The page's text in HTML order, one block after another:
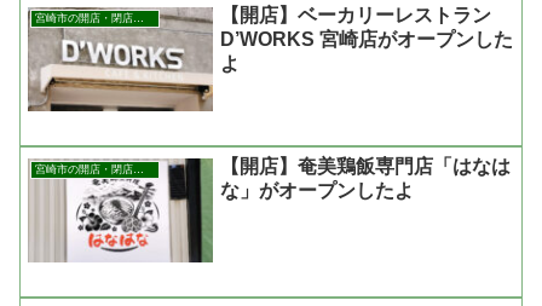
宮崎市の開店・閉店まとめ
【開店】ベーカリーレストラン
D’WORKS 宮崎店がオープンした
よ
宮崎市の開店・閉店まとめ
【開店】奄美鶏飯専門店「はなは
な」がオープンしたよ